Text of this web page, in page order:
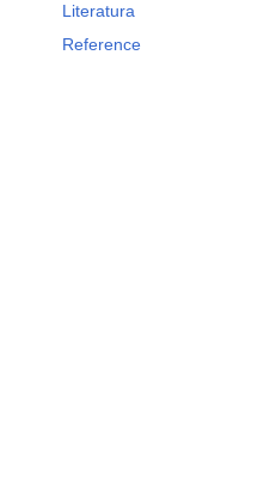
Literatura
Reference